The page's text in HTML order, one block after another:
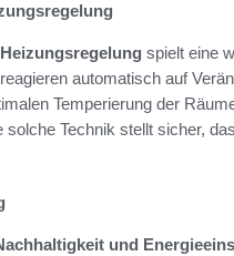
spielt eine
automatisch auf
Temperierung der
Technik stellt sicher,
und